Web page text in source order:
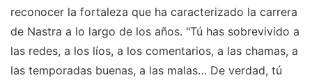
reconocer la fortaleza que ha caracterizado la carrera
de Nastra a lo largo de los años. "Tú has sobrevivido a
las redes, a los líos, a los comentarios, a las chamas, a
las temporadas buenas, a las malas… De verdad, tú